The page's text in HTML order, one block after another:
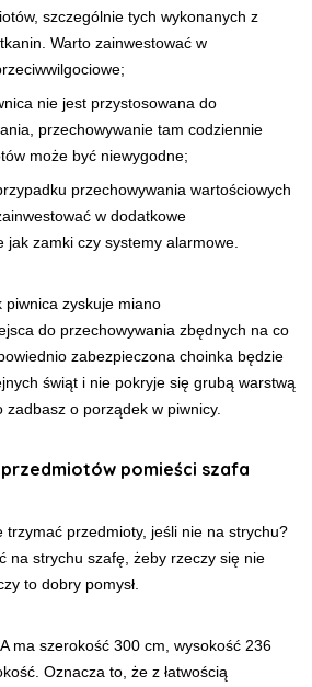
szczególnie tych wykonanych z
Warto zainwestować w
nie jest przystosowana do
przechowywanie tam codziennie
może być niewygodne;
przechowywania wartościowych
w dodatkowe
jak zamki czy systemy alarmowe.
piwnica zyskuje miano
do przechowywania zbędnych na co
zabezpieczona choinka będzie
świąt i nie pokryje się grubą warstwą
o porządek w piwnicy.
pomieści szafa
trzymać przedmioty, jeśli nie na strychu?
na strychu szafę, żeby rzeczy się nie
to dobry pomysł.
ma szerokość 300 cm, wysokość 236
Oznacza to, że z łatwością